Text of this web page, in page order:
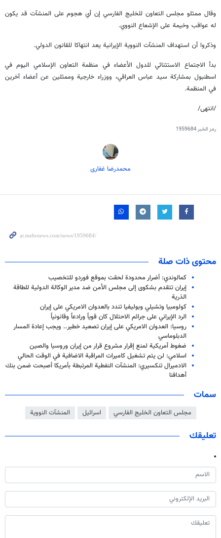
وقال ممثلو مجلس التعاون للخليج الفارسي إن أي هجوم على المنشآت قد يكون
له عواقب وخيمة على الإشعاع النووي.
وذكروا أن استهداف المنشآت النووية الإيرانية يعد انتهاكا للقانون الدولي.
بدأ الاجتماع الاستثنائي للدول الأعضاء في منظمة التعاون الإسلامي اليوم في
اسطنبول بمشاركة سيد عباس العراقي، ووزراء خارجية وممثلين عن أعضاء آخرين
في المنظمة.
/انتهى/
رمز الخبر1959684
محمدرضا غفاری
محتوى ذات صلة
كمالوندي: أضرار محدودة لحقت بموقع فوردو للتخصيب
إيران تتقدم بشكوى إلى مجلس الأمن ضد مدير الوكالة الدولية للطاقة
الذرية
كولومبيا وتشيلي وبوليفيا تندد بالعدوان الامريكي على إيران
الرد الإيراني على جرائم الاحتلال كان قوياً ورادعاً وقانونياً
روسيا: العدوان الامريكي على إيران تصعيد خطير.. ويجب إعادة المسار
الدبلوماسي
ضغوط أمريكية لمنع إقرار مشروع قرار من إيران وروسيا والصين
اسلامي: لن يتم تشغيل كاميرات المراقبة الاضافية في الوقت الحالي
الادميرال تنكسيري: المنشآت النفطية المرتبطة بأمريكا أصبحت ضمن بنك
أهدافنا
سمات
مجلس التعاون الخليج الفارسي اسرائيل المنشآت النووية
تعليقك